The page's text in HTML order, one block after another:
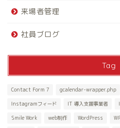
来場者管理
社員ブログ
Tag
Contact Form 7 gcalendar-wrapper.php
Instagramフィード IT 導入支援事業者
Smile Work web制作 WordPress